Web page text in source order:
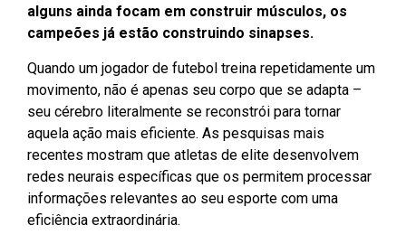
alguns ainda focam em construir músculos, os
campeões já estão construindo sinapses.
Quando um jogador de futebol treina repetidamente um
movimento, não é apenas seu corpo que se adapta –
seu cérebro literalmente se reconstrói para tornar
aquela ação mais eficiente. As pesquisas mais
recentes mostram que atletas de elite desenvolvem
redes neurais específicas que os permitem processar
informações relevantes ao seu esporte com uma
eficiência extraordinária.